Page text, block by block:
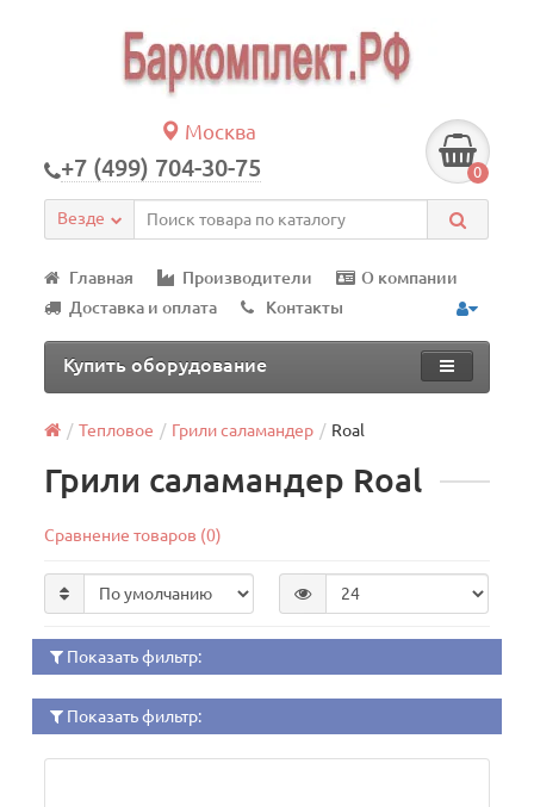
Москва
+7 (499) 704-30-75 0
Везде
Главная Производители
О компании
Доставка и оплата
Контакты
Купить оборудование
Тепловое Грили саламандер Roal
Грили саламандер Roal
Сравнение товаров (0)
Показать фильтр:
Показать фильтр: